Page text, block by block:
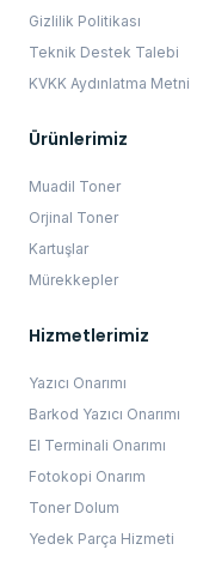
Gizlilik Politikası
Teknik Destek Talebi
KVKK Aydınlatma Metni
Ürünlerimiz
Muadil Toner
Orjinal Toner
Kartuşlar
Mürekkepler
Hizmetlerimiz
Yazıcı Onarımı
Barkod Yazıcı Onarımı
El Terminali Onarımı
Fotokopi Onarım
Toner Dolum
Yedek Parça Hizmeti